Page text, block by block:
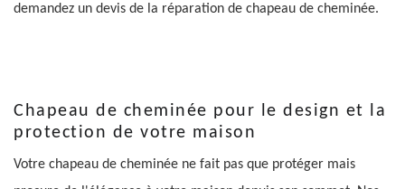
demandez un devis de la réparation de chapeau de cheminée.
Chapeau de cheminée pour le design et la
protection de votre maison
Votre chapeau de cheminée ne fait pas que protéger mais